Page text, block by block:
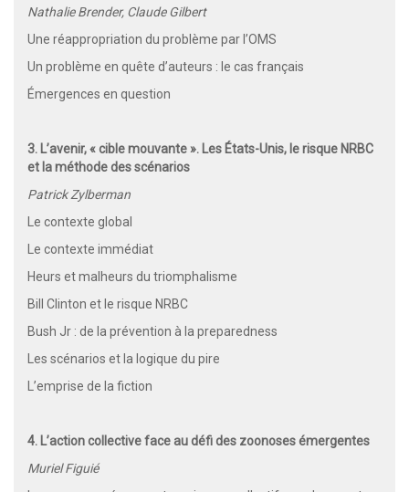
Nathalie Brender, Claude Gilbert
Une réappropriation du problème par l’OMS
Un problème en quête d’auteurs : le cas français
Émergences en question
3. L’avenir, « cible mouvante ». Les États-Unis, le risque NRBC
et la méthode des scénarios
Patrick Zylberman
Le contexte global
Le contexte immédiat
Heurs et malheurs du triomphalisme
Bill Clinton et le risque NRBC
Bush Jr : de la prévention à la preparedness
Les scénarios et la logique du pire
L’emprise de la fiction
4. L’action collective face au défi des zoonoses émergentes
Muriel Figuié